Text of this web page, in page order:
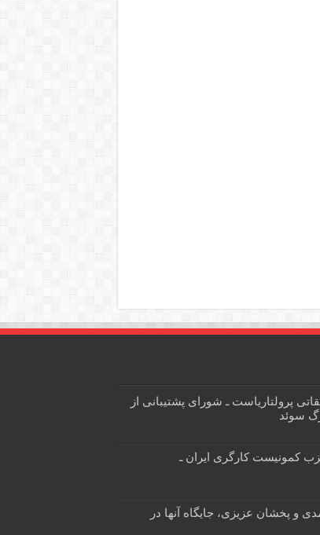
پرولتاریاست ـ شورای پشتیبانی از
سوئد
هفتگی شماره ۸۳۱ ـ حزب کمونیست کارگری ایران ـ
و پخشان عزیزی، جایگاه آنها در